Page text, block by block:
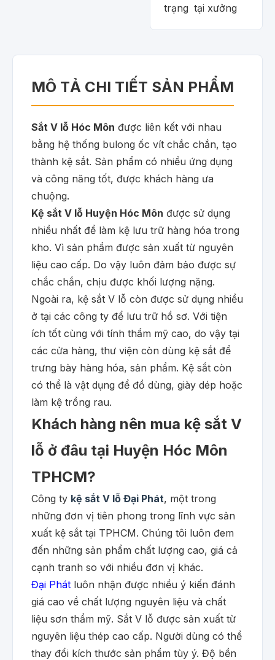
trạng tại xưởng
MÔ TẢ CHI TIẾT SẢN PHẨM
Sắt V lỗ Hóc Môn được liên kết với nhau
bằng hệ thống bulong ốc vít chắc chắn, tạo
thành kệ sắt. Sản phẩm có nhiều ứng dụng
và công năng tốt, được khách hàng ưa
chuộng.
Kệ sắt V lỗ Huyện Hóc Môn được sử dụng
nhiều nhất để làm kệ lưu trữ hàng hóa trong
kho. Vì sản phẩm được sản xuất từ nguyên
liệu cao cấp. Do vậy luôn đảm bảo được sự
chắc chắn, chịu được khối lượng nặng.
Ngoài ra, kệ sắt V lỗ còn được sử dụng nhiều
ở tại các công ty để lưu trữ hồ sơ. Với tiện
ích tốt cùng với tính thẩm mỹ cao, do vậy tại
các cửa hàng, thư viện còn dùng kệ sắt để
trưng bày hàng hóa, sản phẩm. Kệ sắt còn
có thể là vật dụng để đồ dùng, giày dép hoặc
làm kệ trồng rau.
Khách hàng nên mua kệ sắt V
lỗ ở đâu tại Huyện Hóc Môn
TPHCM?
Công ty kệ sắt V lỗ Đại Phát, một trong
những đơn vị tiên phong trong lĩnh vực sản
xuất kệ sắt tại TPHCM. Chúng tôi luôn đem
đến những sản phẩm chất lượng cao, giá cả
cạnh tranh so với nhiều đơn vị khác.
Đại Phát luôn nhận được nhiều ý kiến đánh
giá cao về chất lượng nguyên liệu và chất
liệu sơn thẩm mỹ. Sắt V lỗ được sản xuất từ
nguyên liệu thép cao cấp. Người dùng có thể
thay đổi kích thước sản phẩm tùy ý. Độ bền